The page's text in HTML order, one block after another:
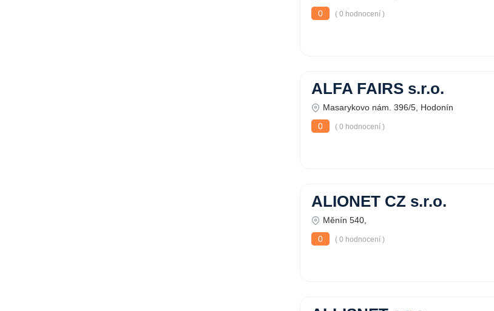
0
( 0 hodnocení )
ALFA FAIRS s.r.o.
Masarykovo nám. 396/5, Hodonín
0
( 0 hodnocení )
ALIONET CZ s.r.o.
Měnín 540,
0
( 0 hodnocení )